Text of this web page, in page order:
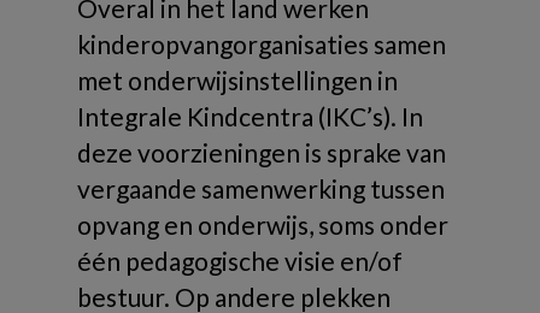
Overal in het land werken
kinderopvangorganisaties samen
met onderwijsinstellingen in
Integrale Kindcentra (IKC’s). In
deze voorzieningen is sprake van
vergaande samenwerking tussen
opvang en onderwijs, soms onder
één pedagogische visie en/of
bestuur. Op andere plekken